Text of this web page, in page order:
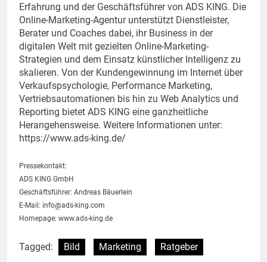
Erfahrung und der Geschäftsführer von ADS KING. Die
Online-Marketing-Agentur unterstützt Dienstleister,
Berater und Coaches dabei, ihr Business in der
digitalen Welt mit gezielten Online-Marketing-
Strategien und dem Einsatz künstlicher Intelligenz zu
skalieren. Von der Kundengewinnung im Internet über
Verkaufspsychologie, Performance Marketing,
Vertriebsautomationen bis hin zu Web Analytics und
Reporting bietet ADS KING eine ganzheitliche
Herangehensweise. Weitere Informationen unter:
https://www.ads-king.de/
Pressekontakt:
ADS KING GmbH
Geschäftsführer: Andreas Bäuerlein
E-Mail: info@ads-king.com
Homepage: www.ads-king.de
Tagged: Bild Marketing Ratgeber